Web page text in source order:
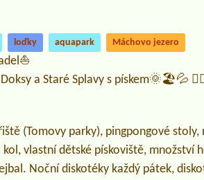
loďky aquapark Máchovo jezero
a Staré Splavy s pískem🌞🏖️💦
(Tomovy parky), pingpongové stoly,
vlastní dětské pískoviště, množství
Noční diskotéky každý pátek,